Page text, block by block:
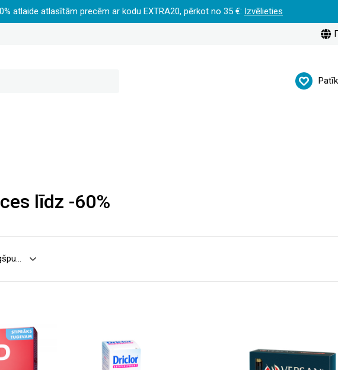
atlaide atlasītām precēm ar kodu EXTRA20, pērkot no 35 €: Izvēlieties
Patīk
līdz -60%